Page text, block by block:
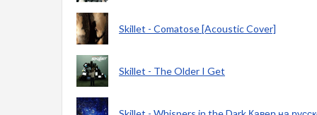
Skillet - Comatose [Acoustic Cover]
Skillet - The Older I Get